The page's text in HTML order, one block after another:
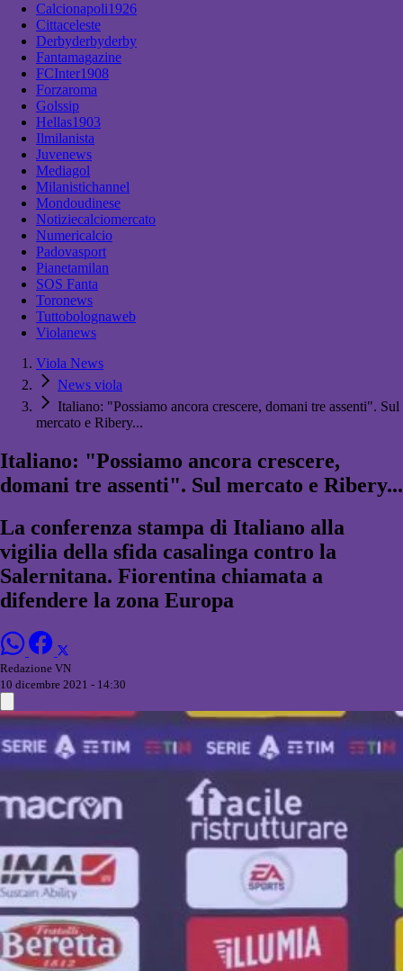
Calcionapoli1926
Cittaceleste
Derbyderbyderby
Fantamagazine
FCInter1908
Forzaroma
Golssip
Hellas1903
Ilmilanista
Juvenews
Mediagol
Milanistichannel
Mondoudinese
Notiziecalciomercato
Numericalcio
Padovasport
Pianetamilan
SOS Fanta
Toronews
Tuttobolognaweb
Violanews
Viola News
News viola
Italiano: "Possiamo ancora crescere, domani tre assenti". Sul
mercato e Ribery...
Italiano: "Possiamo ancora crescere,
domani tre assenti". Sul mercato e Ribery...
La conferenza stampa di Italiano alla
vigilia della sfida casalinga contro la
Salernitana. Fiorentina chiamata a
difendere la zona Europa
Redazione VN
10 dicembre 2021 - 14:30